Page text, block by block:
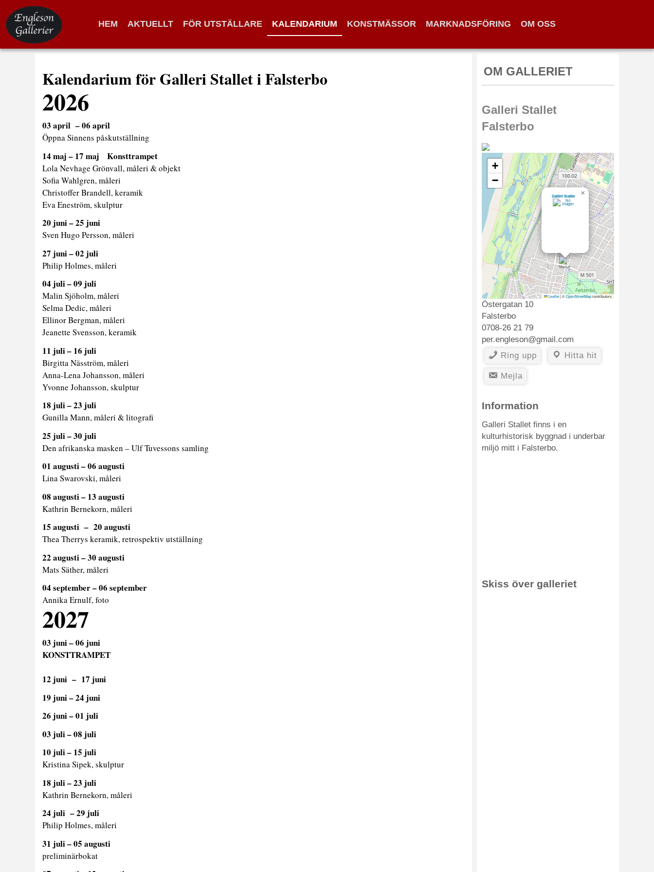
HEM AKTUELLT FÖR UTSTÄLLARE KALENDARIUM KONSTMÄSSOR MARKNADSFÖRING OM OSS
Kalendarium för GalleriStallet i Falsterbo
2026
03 april – 06 april
Öppna Sinnens påskutställning
14 maj – 17 maj Konsttrampet
Lola Nevhage Grönvall, måleri & objekt
Sofia Wahlgren, måleri
Christoffer Brandell, keramik
Eva Eneström, skulptur
20 juni – 25 juni
Sven Hugo Persson, måleri
27 juni – 02 juli
Philip Holmes, måleri
04 juli – 09 juli
Malin Sjöholm, måleri
Selma Dedic, måleri
Ellinor Bergman, måleri
Jeanette Svensson, keramik
11 juli – 16 juli
Birgitta Näsström, måleri
Anna-Lena Johansson, måleri
Yvonne Johansson, skulptur
18 juli – 23 juli
Gunilla Mann, måleri & litografi
25 juli – 30 juli
Den afrikanska masken – Ulf Tuvessons samling
01 augusti – 06 augusti
Lina Swarovski, måleri
08 augusti – 13 augusti
Kathrin Bernekorn, måleri
15 augusti – 20 augusti
Thea Therrys keramik, retrospektiv utställning
22 augusti – 30 augusti
Mats Säther, måleri
04 september – 06 september
Annika Ernulf, foto
2027
03 juni – 06 juni
KONSTTRAMPET
12 juni – 17 juni
19 juni – 24 juni
26 juni – 01 juli
03 juli – 08 juli
10 juli – 15 juli
Kristina Sipek, skulptur
18 juli – 23 juli
Kathrin Bernekorn, måleri
24 juli – 29 juli
Philip Holmes, måleri
31 juli – 05 augusti
preliminärbokat
OM GALLERIET
Galleri Stallet
Falsterbo
Galleri Stallet ×
+
−
Leaflet|©OpenStreetMapcontributors
Östergatan 10
Falsterbo
0708-26 21 79
per.engleson@gmail.com
Ring upp
Hitta hit
Mejla
Information
Galleri Stallet finns i en
kulturhistorisk byggnad i underbar
miljö mitt i Falsterbo.
Skiss över galleriet